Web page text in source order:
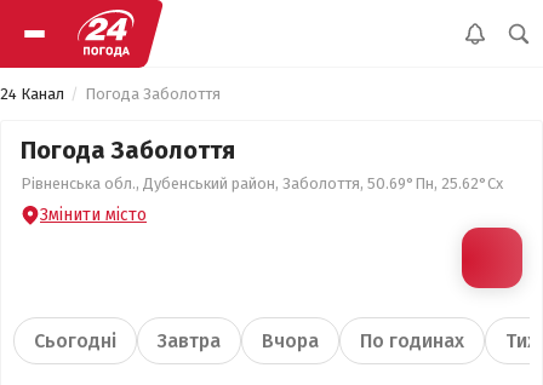
24 Канал Погода Заболоття
Погода Заболоття
Рівненська обл., Дубенський район, Заболоття, 50.69°Пн, 25.62°Сх
Змінити місто
Сьогодні Завтра Вчора По годинах